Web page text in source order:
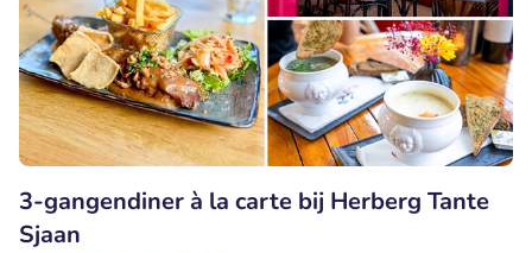
3-gangendiner à la carte bij Herberg Tante
Sjaan